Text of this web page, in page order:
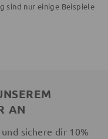
sind nur einige Beispiele
AN
sichere dir 10%